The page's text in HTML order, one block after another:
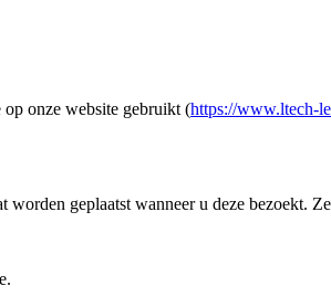
onze website gebruikt (https://www.ltech-
geplaatst wanneer u deze bezoekt.